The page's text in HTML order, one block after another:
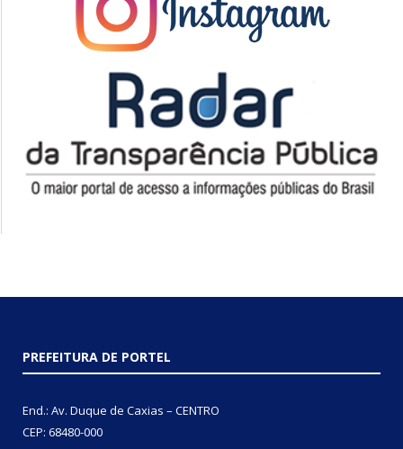
PREFEITURA DE PORTEL
End.: Av. Duque de Caxias – CENTRO
CEP: 68480-000